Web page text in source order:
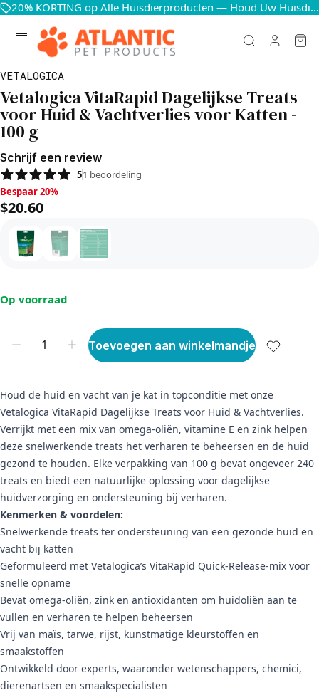
20% KORTING op Alle Huisdierproducten — Houd Uw Huisdieren Blij en Gezond
VETALOGICA
Vetalogica VitaRapid Dagelijkse Treats
voor Huid & Vachtverlies voor Katten -
100 g
Schrijf een review
51 beoordeling
Bespaar 20%, $20.60
Bespaar 20%
$20.60
Op voorraad
Toevoegen aan winkelmandje
Houd de huid en vacht van je kat in topconditie met onze
Vetalogica VitaRapid Dagelijkse Treats voor Huid & Vachtverlies.
Verrijkt met een mix van omega-oliën, vitamine E en zink helpen
deze snelwerkende treats het verharen te beheersen en de huid
gezond te houden. Elke verpakking van 100 g bevat ongeveer 240
treats en biedt een natuurlijke oplossing voor dagelijkse
huidverzorging en ondersteuning bij verharen.
Kenmerken & voordelen:
Snelwerkende treats ter ondersteuning van een gezonde huid en
vacht bij katten
Geformuleerd met Vetalogica’s VitaRapid Quick-Release-mix voor
snelle opname
Bevat omega-oliën, zink en antioxidanten om huidoliën aan te
vullen en verharen te helpen beheersen
Vrij van maïs, tarwe, rijst, kunstmatige kleurstoffen en
smaakstoffen
Ontwikkeld door experts, waaronder wetenschappers, chemici,
dierenartsen en smaakspecialisten